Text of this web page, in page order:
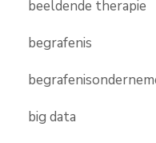
beeldende therapie
begrafenis
big data